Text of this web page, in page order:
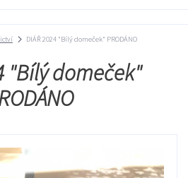
DIÁŘ 2024 "Bílý domeček" PRODÁNO
"Bílý domeček"